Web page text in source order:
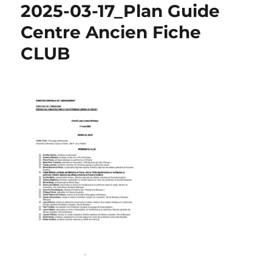
2025-03-17_Plan Guide
Centre Ancien Fiche
CLUB